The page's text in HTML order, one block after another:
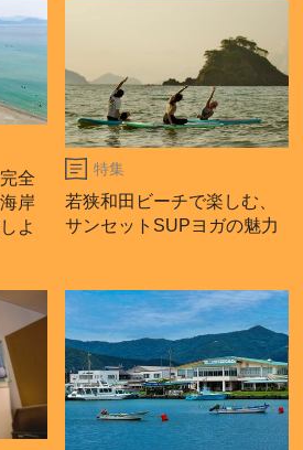
全
岸
よ
特集
若狭和田ビーチで楽しむ、
サンセットSUPヨガの魅力